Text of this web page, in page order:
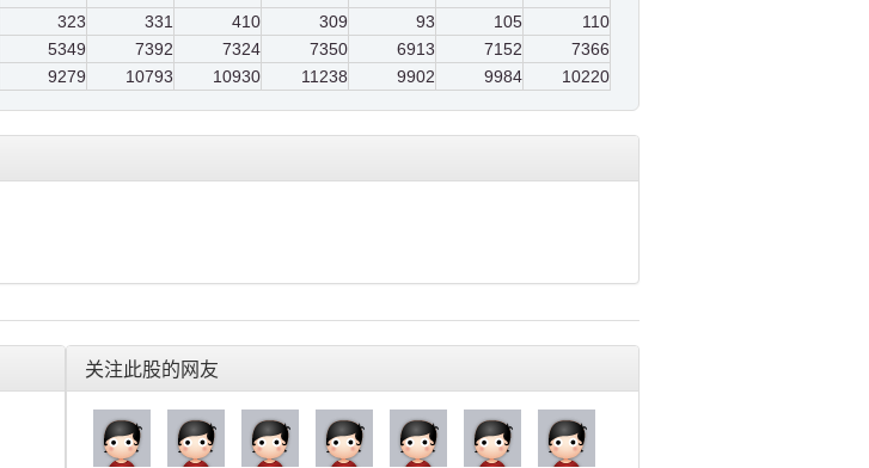
323 331 410 309 93 105
110
5349 7392 7324 7350 6913 7152
7366
9279 10793 10930 11238 9902 9984 10220
关注此股的网友